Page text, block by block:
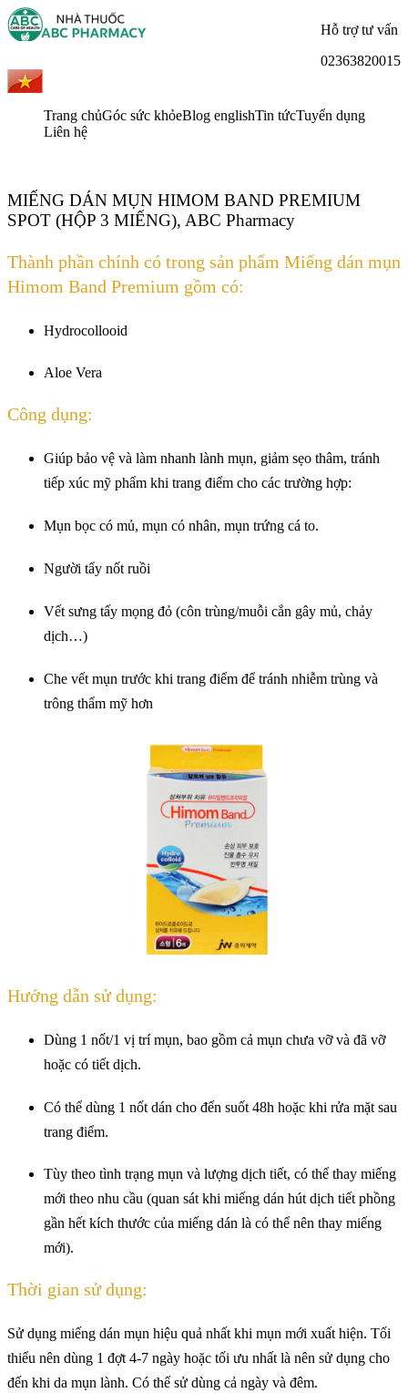
Hỗ trợ tư vấn
02363820015
Trang chủGóc sức khỏeBlog englishTin tứcTuyển dụng
Liên hệ
MIẾNG DÁN MỤN HIMOM BAND PREMIUM
SPOT (HỘP 3 MIẾNG), ABC Pharmacy
Thành phần chính có trong sản phẩm Miếng dán mụn
Himom Band Premium gồm có:
Hydrocollooid
Aloe Vera
Công dụng:
Giúp bảo vệ và làm nhanh lành mụn, giảm sẹo thâm, tránh
tiếp xúc mỹ phẩm khi trang điểm cho các trường hợp:
Mụn bọc có mủ, mụn có nhân, mụn trứng cá to.
Người tẩy nốt ruồi
Vết sưng tấy mọng đỏ (côn trùng/muỗi cắn gây mủ, chảy
dịch…)
Che vết mụn trước khi trang điểm để tránh nhiễm trùng và
trông thẩm mỹ hơn
Hướng dẫn sử dụng:
Dùng 1 nốt/1 vị trí mụn, bao gồm cả mụn chưa vỡ và đã vỡ
hoặc có tiết dịch.
Có thể dùng 1 nốt dán cho đến suốt 48h hoặc khi rửa mặt sau
trang điểm.
Tùy theo tình trạng mụn và lượng dịch tiết, có thể thay miếng
mới theo nhu cầu (quan sát khi miếng dán hút dịch tiết phồng
gần hết kích thước của miếng dán là có thể nên thay miếng
mới).
Thời gian sử dụng:
Sử dụng miếng dán mụn hiệu quả nhất khi mụn mới xuất hiện. Tối
thiểu nên dùng 1 đợt 4-7 ngày hoặc tối ưu nhất là nên sử dụng cho
đến khi da mụn lành. Có thể sử dùng cả ngày và đêm.